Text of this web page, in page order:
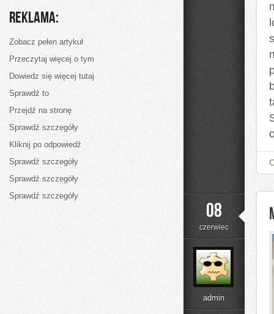
08
czerwiec
admin
Reklama:
Zobacz pełen artykuł
Przeczytaj więcej o tym
Dowiedz się więcej tutaj
Sprawdź to
Przejdź na stronę
Sprawdź szczegóły
Kliknij po odpowiedź
Sprawdź szczegóły
Sprawdź szczegóły
Sprawdź szczegóły